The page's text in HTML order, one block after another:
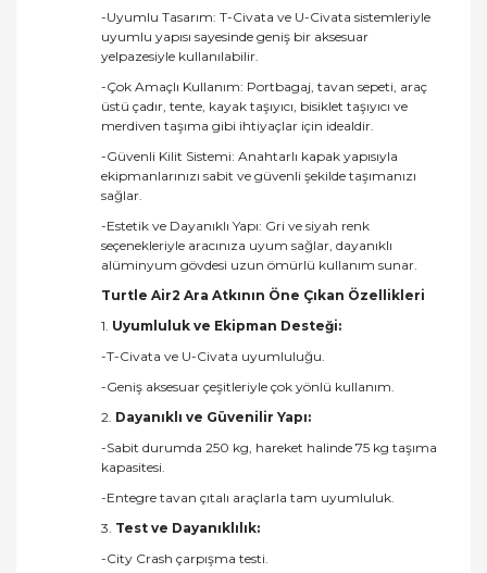
-Uyumlu Tasarım: T-Civata ve U-Civata sistemleriyle
uyumlu yapısı sayesinde geniş bir aksesuar
yelpazesiyle kullanılabilir.
-Çok Amaçlı Kullanım: Portbagaj, tavan sepeti, araç
üstü çadır, tente, kayak taşıyıcı, bisiklet taşıyıcı ve
merdiven taşıma gibi ihtiyaçlar için idealdir.
-Güvenli Kilit Sistemi: Anahtarlı kapak yapısıyla
ekipmanlarınızı sabit ve güvenli şekilde taşımanızı
sağlar.
-Estetik ve Dayanıklı Yapı: Gri ve siyah renk
seçenekleriyle aracınıza uyum sağlar, dayanıklı
alüminyum gövdesi uzun ömürlü kullanım sunar.
Turtle Air2 Ara Atkının Öne Çıkan Özellikleri
1. Uyumluluk ve Ekipman Desteği:
-T-Civata ve U-Civata uyumluluğu.
-Geniş aksesuar çeşitleriyle çok yönlü kullanım.
2. Dayanıklı ve Güvenilir Yapı:
-Sabit durumda 250 kg, hareket halinde 75 kg taşıma
kapasitesi.
-Entegre tavan çıtalı araçlarla tam uyumluluk.
3. Test ve Dayanıklılık:
-City Crash çarpışma testi.